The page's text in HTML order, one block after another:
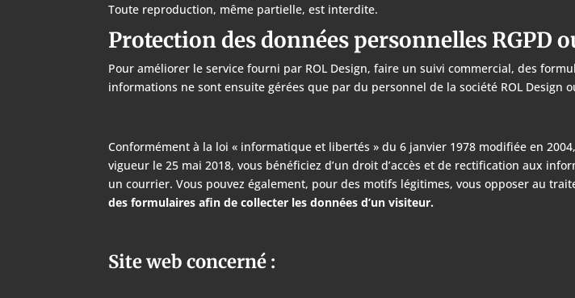
Toute reproduction, même partielle, est interdite.
Protection des données personnelles RGPD
Pour améliorer le service fourni par ROL Design, faire un suivi commercial, des
informations ne sont ensuite gérées que par du personnel de la société ROL Design
Conformément à la loi « informatique et libertés » du 6 janvier 1978 modifiée en
vigueur le 25 mai 2018, vous bénéficiez d’un droit d’accès et de rectification aux
un courrier. Vous pouvez également, pour des motifs légitimes, vous opposer au
des formulaires afin de collecter les données d’un visiteur.
Site web concerné :